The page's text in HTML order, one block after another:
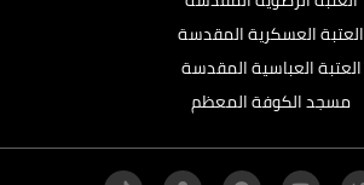
العتبة العسكرية المقدسة
العتبة العباسية المقدسة
مسجد الكوفة المعظم